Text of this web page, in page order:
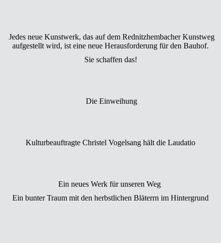
Jedes neue Kunstwerk, das auf dem Rednitzhembacher Kunstweg
aufgestellt wird, ist eine neue Herausforderung für den Bauhof.
Sie schaffen das!
Die Einweihung
Kulturbeauftragte Christel Vogelsang hält die Laudatio
Ein neues Werk für unseren Weg
Ein bunter Traum mit den herbstlichen Bläterrn im Hintergrund